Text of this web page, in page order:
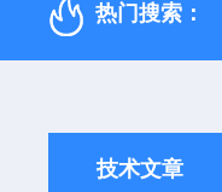
热门搜索：
技术文章